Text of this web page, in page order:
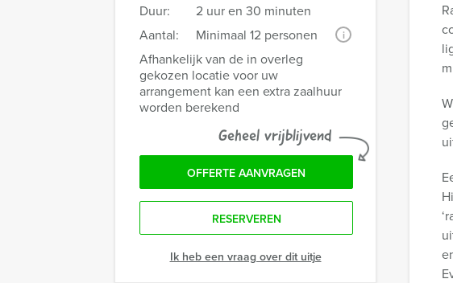
Duur:
2 uur en 30 minuten
Aantal:
Minimaal 12 personen i
Afhankelijk van de in overleg
gekozen locatie voor uw
arrangement kan een extra zaalhuur
worden berekend
Geheel vrijblijvend
OFFERTE AANVRAGEN
RESERVEREN
Ik heb een vraag over dit uitje